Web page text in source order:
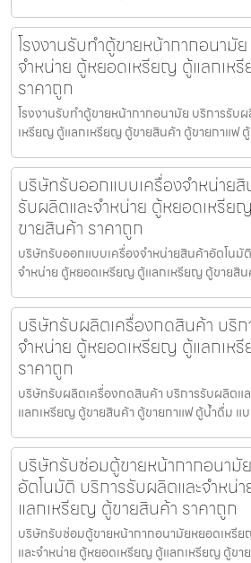
โรงงานรับทำตู้ขายหน้ากากอนามั
จำหน่าย ตู้หยอดเหรียญ ตู้แลกเห
ราคาถูก
โรงงานรับทำตู้ขายหน้ากากอนามัย บริการรับ
เหรียญ ตู้แลกเหรียญ ตู้ขายสินค้า ตู้ขายกาแฟ
บริษัทรับออกแบบเครื่องจำหน่าย
รับผลิตและจำหน่าย ตู้หยอดเหรี
ขายสินค้า ราคาถูก
บริษัทรับออกแบบเครื่องจำหน่ายสินค้า​อัตโนมั
จำหน่าย ตู้หยอดเหรียญ ตู้แลกเหรียญ ตู้ขายสิ
บริษัทรับผลิตเครื่องกดสินค้า บริก
จำหน่าย ตู้หยอดเหรียญ ตู้แลกเห
ราคาถูก
บริษัทรับผลิตเครื่องกดสินค้า บริการรับผลิตแ
แลกเหรียญ ตู้ขายสินค้า ตู้ขายกาแฟ ตู้น้ำดื่ม แ
บริษัทรับซ่อมตู้ขายหน้ากากอนามั
อัตโนมัติ บริการรับผลิตและจำห
แลกเหรียญ ตู้ขายสินค้า ราคาถูก
บริษัทรับซ่อมตู้ขายหน้ากากอนามัยหยอดเหรี
และจำหน่าย ตู้หยอดเหรียญ ตู้แลกเหรียญ ตู้ขา